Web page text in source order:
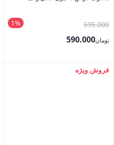
1% 595.000قیمت
اصلی
تومان590.000
فعلی
بستن
فروش ویژه